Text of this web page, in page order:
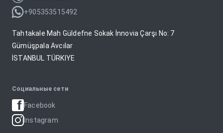
+905353515492
Tahtakale Mah Güldefne Sokak İnnovia Çarşı No: 7
Gümüşpala Avcılar
İSTANBUL TÜRKIYE
Социальные сети
Facebook
Instagram